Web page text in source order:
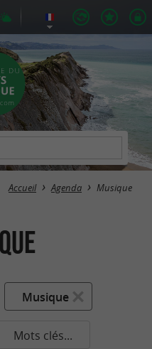
Accueil Agenda Musique
Musique
Mots clés...